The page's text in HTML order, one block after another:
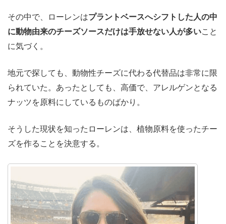
その中で、ローレンはプラントベースへシフトした人の中
に動物由来のチーズソースだけは手放せない人が多いこと
に気づく。
地元で探しても、動物性チーズに代わる代替品は非常に限
られていた。あったとしても、高価で、アレルゲンとなる
ナッツを原料にしているものばかり。
そうした現状を知ったローレンは、植物原料を使ったチー
ズを作ることを決意する。